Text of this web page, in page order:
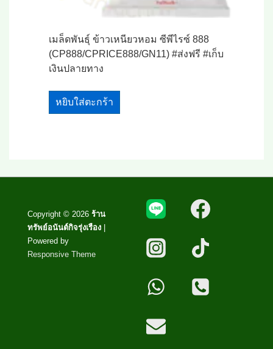
เมล็ดพันธุ์ ข้าวเหนียวหอม ซีพีไรซ์ 888
(CP888/CPRICE888/GN11) #ส่งฟรี #เก็บ
เงินปลายทาง
หยิบใส่ตะกร้า
Copyright © 2026 ร้าน
ทรัพย์อนันต์กิจรุ่งเรือง
Powered by
Responsive Theme